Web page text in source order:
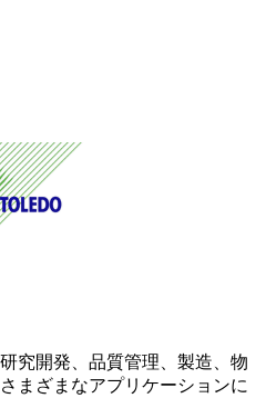
究開発、品質管理、製造、物
まざまなアプリケーションに